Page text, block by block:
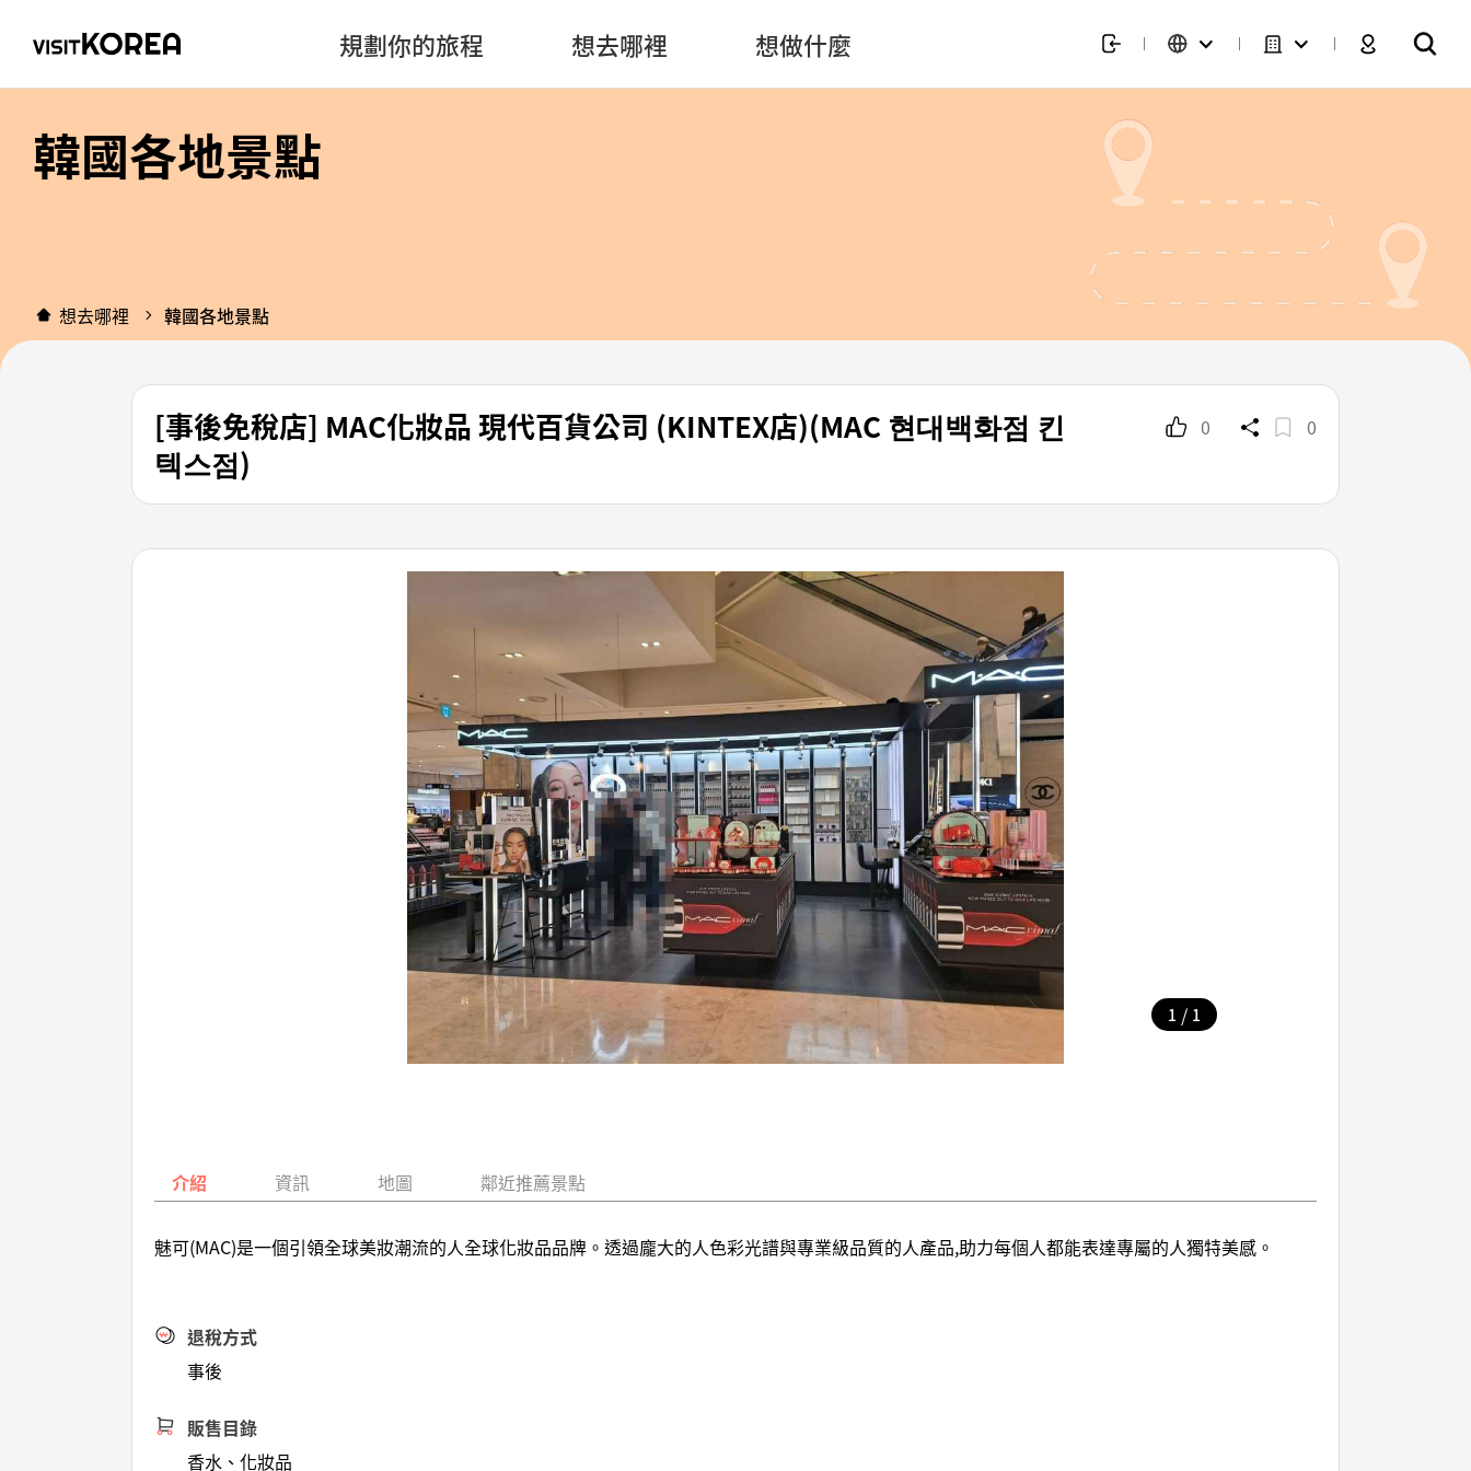
規劃你的旅程 想去哪裡 想做什麼
韓國各地景點
想去哪裡 韓國各地景點
[事後免稅店] MAC化妝品 現代百貨公司 (KINTEX店)(MAC 현대백화점 킨
텍스점)
0 0
1 / 1
介紹 資訊 地圖 鄰近推薦景點
魅可(MAC)是一個引領全球美妝潮流的人全球化妝品品牌。透過龐大的人色彩光譜與專業級品質的人產品,助力每個人都能表達專屬的人獨特美感。
退稅方式
事後
販售目錄
香水、化妝品